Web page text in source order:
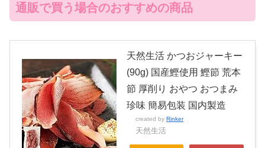
通販で買う場合のおすすめの商品
天然生活 かつおジャーキー
(90g) 国産鰹使用 鰹節 荒本
節 厚削り おやつ おつまみ
珍味 簡易包装 国内製造
created by Rinker
天然生活